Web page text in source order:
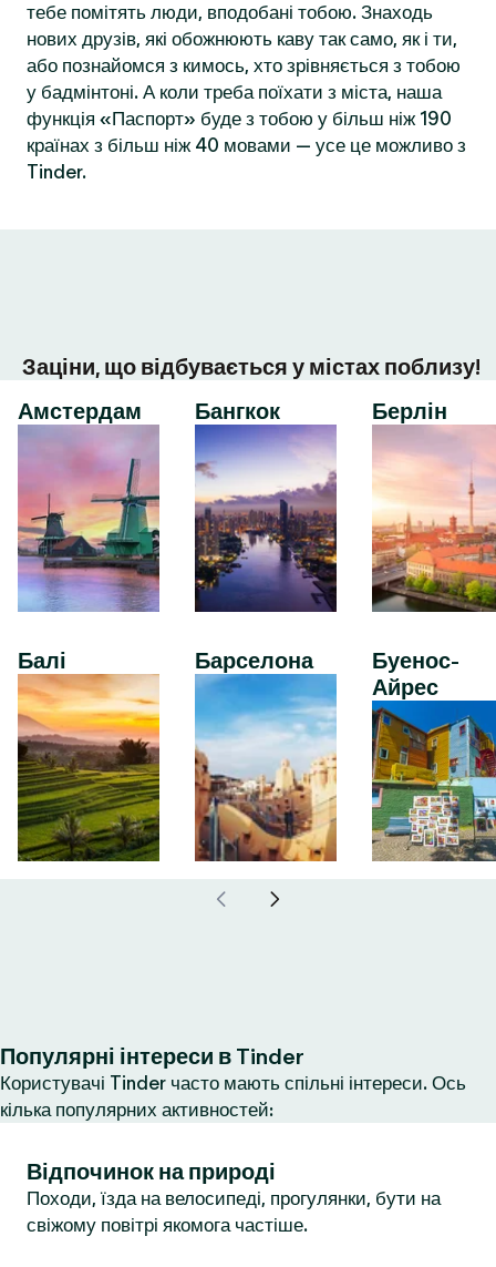
тебе помітять люди, вподобані тобою. Знаходь
нових друзів, які обожнюють каву так само, як і ти,
або познайомся з кимось, хто зрівняється з тобою
у бадмінтоні. А коли треба поїхати з міста, наша
функція «Паспорт» буде з тобою у більш ніж 190
країнах з більш ніж 40 мовами — усе це можливо з
Tinder.
Заціни, що відбувається у містах поблизу!
Амстердам
Балі
Бангкок
Барселона
Берлін
Буенос-
Айрес
Популярні інтереси в Tinder
Користувачі Tinder часто мають спільні інтереси. Ось
кілька популярних активностей:
Відпочинок на природі
Походи, їзда на велосипеді, прогулянки, бути на
свіжому повітрі якомога частіше.